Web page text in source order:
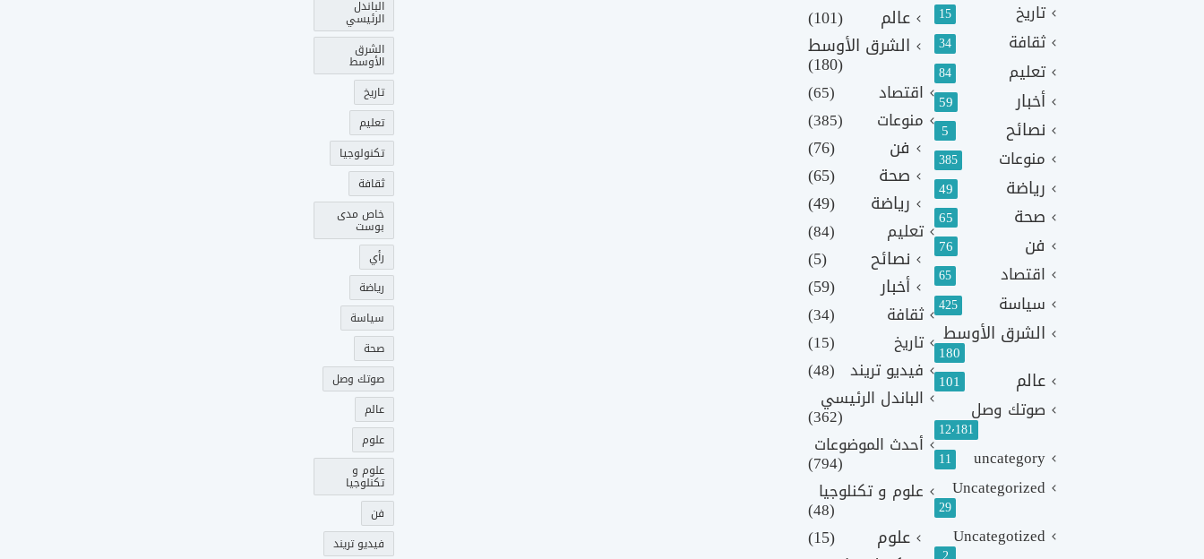
تاريخ 15
ثقافة 34
تعليم 84
أخبار 59
نصائح 5
منوعات 385
رياضة 49
صحة 65
فن 76
اقتصاد 65
سياسة 425
الشرق الأوسط
180
عالم 101
صوتك وصل
12٬181
uncategory
11
Uncategorized
29
Uncategotized
عالم
(101)
الشرق الأوسط
(180)
اقتصاد
(65)
منوعات
(385)
فن
(76)
صحة
(65)
رياضة
(49)
تعليم (84)
نصائح
(5)
أخبار
(59)
ثقافة
(34)
تاريخ
(15)
فيديو تريند (48)
الباندل الرئيسي
(362)
أحدث الموضوعات
(794)
علوم و تكنلوجيا
(48)
علوم
(15)
الباندل
الرئيسي
الشرق
الأوسط
تاريخ
تعليم
تكنولوجيا
ثقافة
خاص مدى
بوست
رأي
رياضة
سياسة
صحة
صوتك وصل
عالم
علوم
علوم و
تكنلوجيا
فن
فيديو تريند